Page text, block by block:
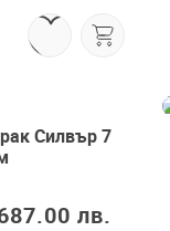
Силвър 7
лв.